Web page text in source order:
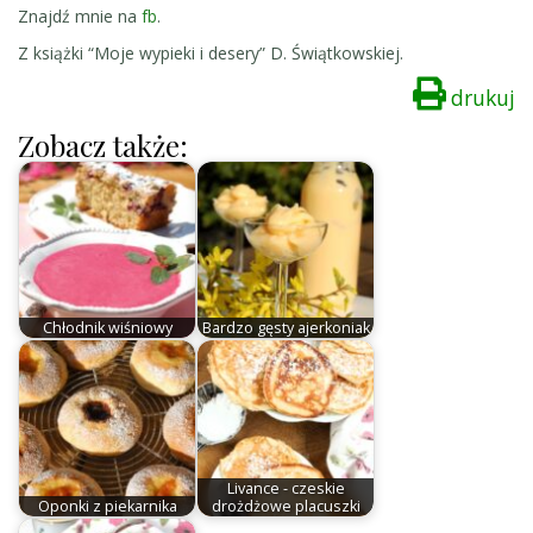
Znajdź mnie na fb.
Z książki “Moje wypieki i desery” D. Świątkowskiej.
drukuj
Zobacz także:
Chłodnik wiśniowy Bardzo gęsty ajerkoniak
Oponki z piekarnika
Livance - czeskie
drożdżowe placuszki